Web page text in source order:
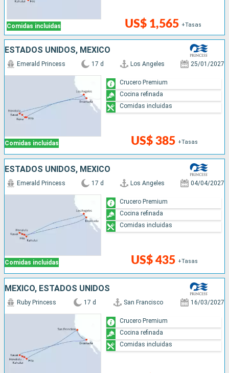
Comidas incluidas US$ 1,565 +Tasas
ESTADOS UNIDOS, MÉXICO
Comidas incluidas
Emerald Princess 17 d Los Angeles 25/01/2027
US$ 385 +Tasas
Crucero Premium
Cocina refinada
Comidas incluidas
ESTADOS UNIDOS, MÉXICO
Comidas incluidas
Emerald Princess 17 d Los Angeles 04/04/2027
US$ 435 +Tasas
Crucero Premium
Cocina refinada
Comidas incluidas
MÉXICO, ESTADOS UNIDOS
Ruby Princess 17 d San Francisco 16/03/2027
Crucero Premium
Cocina refinada
Comidas incluidas